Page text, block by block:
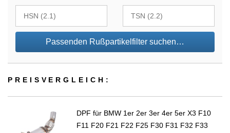
Passenden Rußpartikelfilter suchen…
PREIS­VER­GLEICH:
DPF für BMW 1er 2er 3er 4er 5er X3 F10
F11 F20 F21 F22 F25 F30 F31 F32 F33